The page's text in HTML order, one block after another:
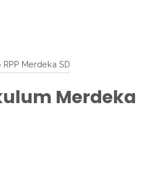
RPP Merdeka SD
Merdeka